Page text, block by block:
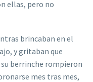
ellas, pero no
brincaban en el
y gritaban que
berrinche rompieron
mes tras mes,